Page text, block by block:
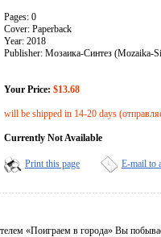
Pages: 0
Cover: Paperback
Year: 2018
Publisher: Мозаика-Синтез (Mozaika-
Your Price: $13.68
will be shipped in 14-20 days
Currently Not Available
Print this page E-mail to
«Поиграем в города» Вы